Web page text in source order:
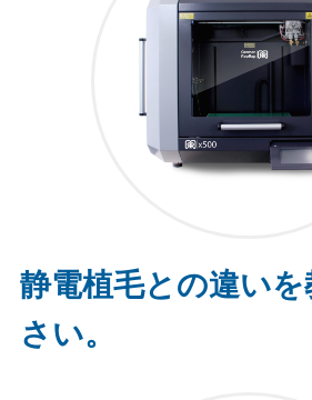
静電植毛との違い
さい。